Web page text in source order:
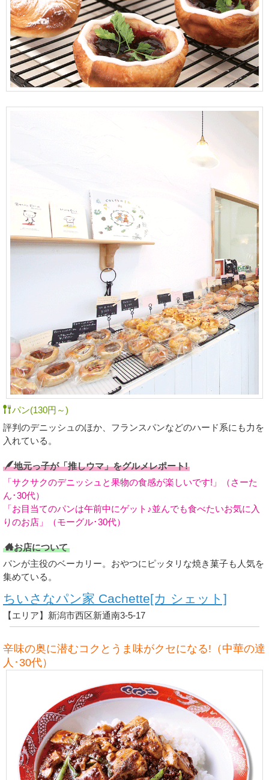
パン(130円～)
評判のデニッシュのほか、フランスパンなどのハード系にも力を
入れている。
地元っ子が「推しウマ」をグルメレポート!
「サクサクのデニッシュと果物の食感が楽しいです!」（さーた
ん･30代）
「お目当てのパンは午前中にゲット♪並んでも食べたいお気に入
りのお店」（モーグル･30代）
お店について
パンが主役のベーカリー。おやつにピッタリな焼き菓子も人気を
集めている。
ちいさなパン家 Cachette[カ シェット]
【エリア】新潟市西区新通南3-5-17
辛味の奥に潜むコクとうま味がクセになる!（中華の達
人･30代）